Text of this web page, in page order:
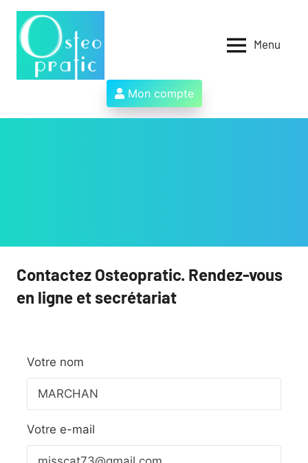
Aller
contenu
des
ostéopathes
et
Menu
Mon compte
Contactez Osteopratic. Rendez-vous
en ligne et secrétariat
Votre nom
Votre e-mail